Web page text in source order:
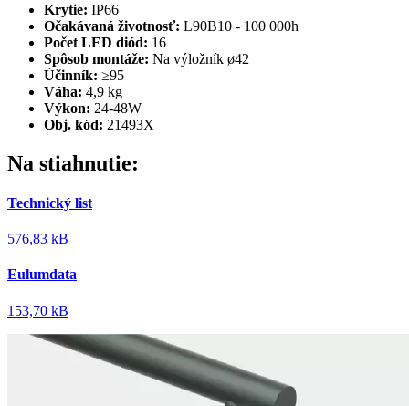
Krytie: IP66
Očakávaná životnosť: L90B10 - 100 000h
Počet LED diód: 16
Spôsob montáže: Na výložník ø42
Účinník: ≥95
Váha: 4,9 kg
Výkon: 24-48W
Obj. kód: 21493X
Na stiahnutie:
Technický list
576,83 kB
Eulumdata
153,70 kB